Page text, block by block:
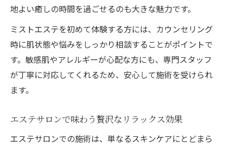
地よい癒しの時間を過ごせるのも大きな魅力です。
ミストエステを初めて体験する方には、カウンセリング
時に肌状態や悩みをしっかり相談することがポイントで
す。敏感肌やアレルギーが心配な方にも、専門スタッフ
が丁寧に対応してくれるため、安心して施術を受けられ
ます。
エステサロンで味わう贅沢なリラックス効果
エステサロンでの施術は、単なるスキンケアにとどまら